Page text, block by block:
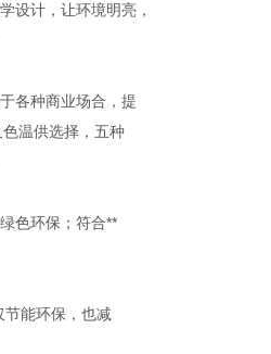
设计，让环境明亮，
各种商业场合，提
温供选择，五种
色环保；符合**
节能环保，也减